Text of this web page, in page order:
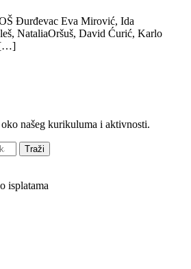
Đurđevac Eva Mirović, Ida
NataliaOršuš, David Ćurić, Karlo
[…]
našeg kurikuluma i aktivnosti.
Traži
isplatama